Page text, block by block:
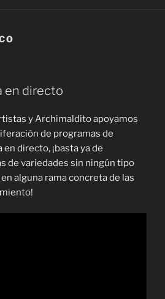
en directo
y Archimaldito apoyamos
de programas de
directo, ¡basta ya de
de variedades sin ningún tipo
alguna rama concreta de las